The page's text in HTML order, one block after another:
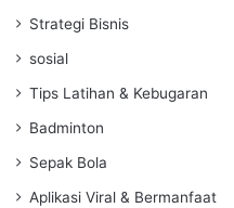
Strategi Bisnis
sosial
Tips Latihan & Kebugaran
Badminton
Sepak Bola
Aplikasi Viral & Bermanfaat